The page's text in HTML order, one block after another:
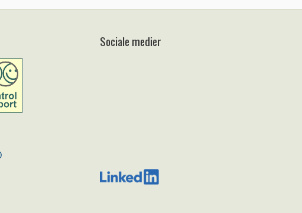
Sociale medier